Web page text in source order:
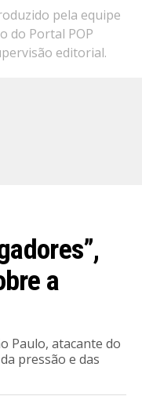
pela equipe
do Portal POP
editorial.
a
Paulo, atacante do
pressão e das